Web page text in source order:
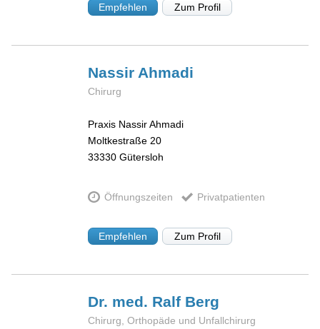
Empfehlen Zum Profil
Nassir Ahmadi
Chirurg
Praxis Nassir Ahmadi
Moltkestraße 20
33330 Gütersloh
Öffnungszeiten Privatpatienten
Empfehlen Zum Profil
Dr. med. Ralf Berg
Chirurg, Orthopäde und Unfallchirurg